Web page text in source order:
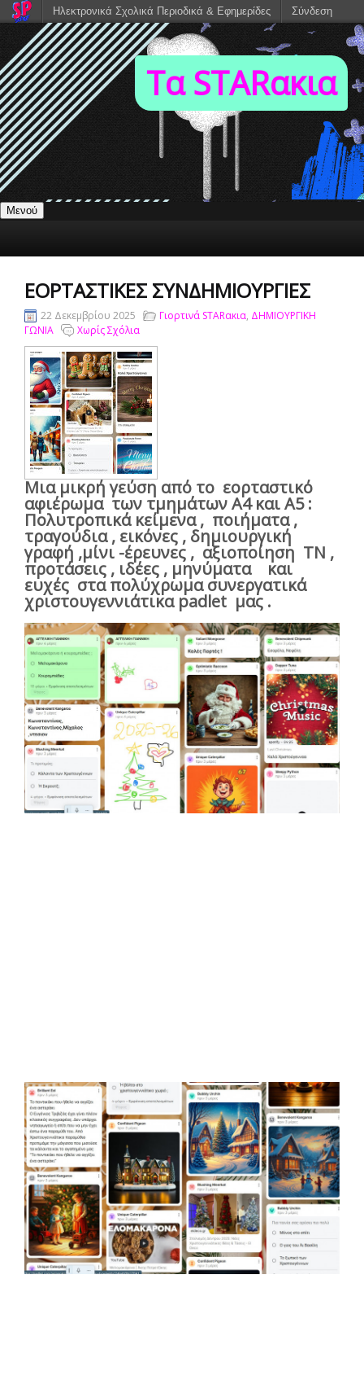
Τα STARακια
Μενού
ΕΟΡΤΑΣΤΙΚΈΣ ΣΥΝΔΗΜΙΟΥΡΓΊΕΣ
22 Δεκεμβρίου 2025 Γιορτινά STARακια, ΔΗΜΙΟΥΡΓΙΚΗ
ΓΩΝΙΑ
Χωρίς Σχόλια
Μια μικρή γεύση από το εορταστικό
αφιέρωμα των τμημάτων Α4 και Α5 :
Πολυτροπικά κείμενα , ποιήματα ,
τραγούδια , εικόνες , δημιουργική
γραφή ,μίνι -έρευνες , αξιοποίηση ΤΝ ,
προτάσεις , ιδέες , μηνύματα και
ευχές στα πολύχρωμα συνεργατικά
χριστουγεννιάτικα padlet μας .
Ηλεκτρονικά Σχολικά Περιοδικά & Εφημερίδες Σύνδεση